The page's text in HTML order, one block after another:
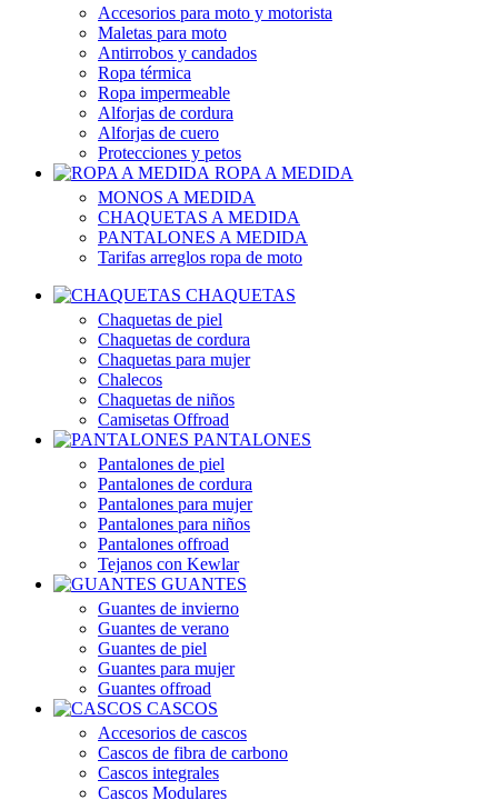
Accesorios para moto y motorista
Maletas para moto
Antirrobos y candados
Ropa térmica
Ropa impermeable
Alforjas de cordura
Alforjas de cuero
Protecciones y petos
ROPA A MEDIDA
MONOS A MEDIDA
CHAQUETAS A MEDIDA
PANTALONES A MEDIDA
Tarifas arreglos ropa de moto
CHAQUETAS
Chaquetas de piel
Chaquetas de cordura
Chaquetas para mujer
Chalecos
Chaquetas de niños
Camisetas Offroad
PANTALONES
Pantalones de piel
Pantalones de cordura
Pantalones para mujer
Pantalones para niños
Pantalones offroad
Tejanos con Kewlar
GUANTES
Guantes de invierno
Guantes de verano
Guantes de piel
Guantes para mujer
Guantes offroad
CASCOS
Accesorios de cascos
Cascos de fibra de carbono
Cascos integrales
Cascos Modulares